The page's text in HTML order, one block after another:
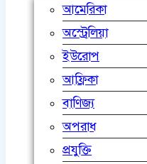
আমেরিকা
অস্ট্রেলিয়া
ইউরোপ
আফ্রিকা
বাণিজ্য
অপরাধ
প্রযুক্তি